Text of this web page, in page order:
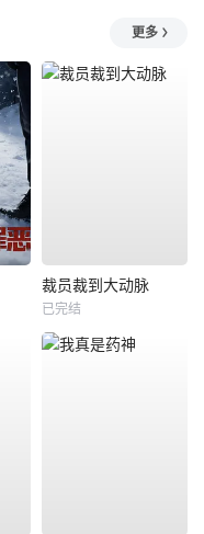
更多
裁员裁到大动脉
已完结